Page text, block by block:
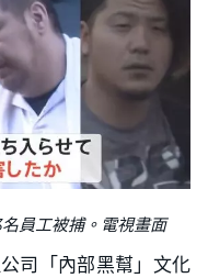
員工被捕。電視畫面
司「內部黑幫」文化